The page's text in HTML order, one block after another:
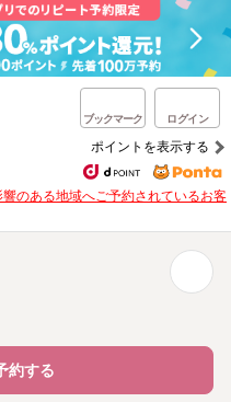
ブックマーク ログイン
ポイントを表示する
のある地域へご予約されているお客
約する